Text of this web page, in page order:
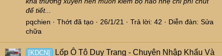
để tiết...
pqchien
Thớt đã tạo 26/1/21 Trả lời: 42 Diễn đàn: Sửa
chữa
[KDCN]
Lốp Ô Tô Duy Trang - Chuyên Nhập Khẩu Và